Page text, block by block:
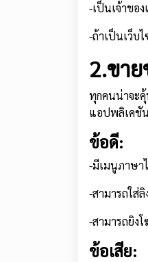
-เป็นเจ้าขอ
-ถ้าเป็นเว็บ
2.ขา
ทุกคนน่าจะ
แอปพลิเคชั
ข้อดี:
-มีเมนูภาษา
-สามารถใส่
-สามารถยิง
ข้อเสีย: